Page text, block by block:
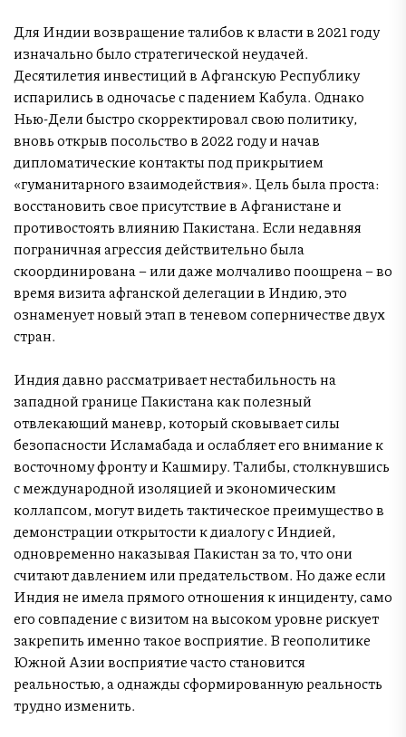
Для Индии возвращение талибов к власти в 2021 году
изначально было стратегической неудачей.
Десятилетия инвестиций в Афганскую Республику
испарились в одночасье с падением Кабула. Однако
Нью-Дели быстро скорректировал свою политику,
вновь открыв посольство в 2022 году и начав
дипломатические контакты под прикрытием
«гуманитарного взаимодействия». Цель была проста:
восстановить свое присутствие в Афганистане и
противостоять влиянию Пакистана. Если недавняя
пограничная агрессия действительно была
скоординирована – или даже молчаливо поощрена – во
время визита афганской делегации в Индию, это
ознаменует новый этап в теневом соперничестве двух
стран.
Индия давно рассматривает нестабильность на
западной границе Пакистана как полезный
отвлекающий маневр, который сковывает силы
безопасности Исламабада и ослабляет его внимание к
восточному фронту и Кашмиру. Талибы, столкнувшись
с международной изоляцией и экономическим
коллапсом, могут видеть тактическое преимущество в
демонстрации открытости к диалогу с Индией,
одновременно наказывая Пакистан за то, что они
считают давлением или предательством. Но даже если
Индия не имела прямого отношения к инциденту, само
его совпадение с визитом на высоком уровне рискует
закрепить именно такое восприятие. В геополитике
Южной Азии восприятие часто становится
реальностью, а однажды сформированную реальность
трудно изменить.